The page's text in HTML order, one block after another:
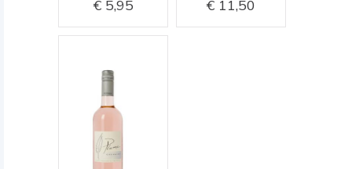
5,95 11,50